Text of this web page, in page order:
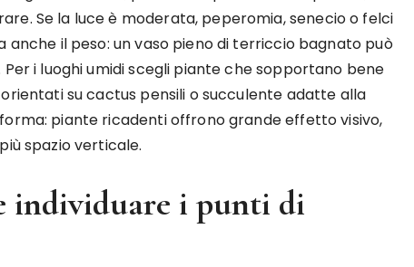
Se la luce è moderata, peperomia, senecio o felci
anche il peso: un vaso pieno di terriccio bagnato può
i luoghi umidi scegli piante che sopportano bene
su cactus pensili o succulente adatte alla
piante ricadenti offrono grande effetto visivo,
spazio verticale.
individuare i punti di